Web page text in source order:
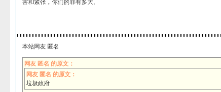
害和紧张，你们的罪有多大。
本站网友 匿名
网友 匿名 的原文：
网友 匿名 的原文：
垃圾政府